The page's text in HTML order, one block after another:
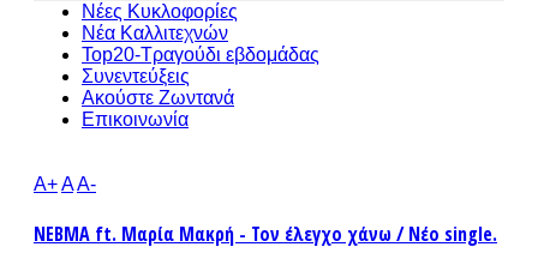
Νέες Κυκλοφορίες
Νέα Καλλιτεχνών
Top20-Τραγούδι εβδομάδας
Συνεντεύξεις
Ακούστε Ζωντανά
Επικοινωνία
A+AA-
ΝΕΒΜΑ ft. Μαρία Μακρή - Τον έλεγχο χάνω / Νέο single.